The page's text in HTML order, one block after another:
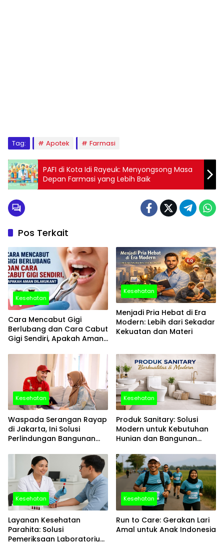
Tag: Apotek Farmasi
PAFI di Kota Idi Rayeuk: Menyongsong Masa
Depan Farmasi yang Lebih Baik
Pos Terkait
Kesehatan
Cara Mencabut Gigi
Berlubang dan Cara Cabut
Gigi Sendiri, Apakah Aman
Kesehatan
Menjadi Pria Hebat di Era
Modern: Lebih dari Sekadar
Kekuatan dan Materi
Kesehatan
Waspada Serangan Rayap
di Jakarta, Ini Solusi
Perlindungan Bangunan
Kesehatan
Produk Sanitary: Solusi
Modern untuk Kebutuhan
Hunian dan Bangunan
Kesehatan
Layanan Kesehatan
Parahita: Solusi
Pemeriksaan Laboratorium
Kesehatan
Run to Care: Gerakan Lari
Amal untuk Anak Indonesia